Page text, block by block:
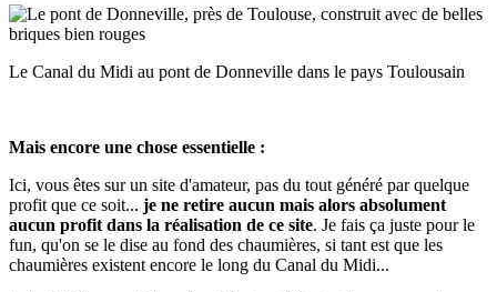
Le Canal du Midi au pont de Donneville dans le pays Toulousain
Mais encore une chose essentielle :
Ici, vous êtes sur un site d'amateur, pas du tout généré par quelque
profit que ce soit... je ne retire aucun mais alors absolument
aucun profit dans la réalisation de ce site. Je fais ça juste pour le
fun, qu'on se le dise au fond des chaumières, si tant est que les
chaumières existent encore le long du Canal du Midi...